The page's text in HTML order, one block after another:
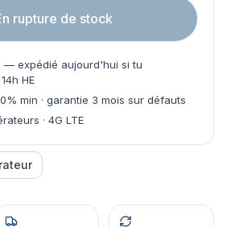
rupture de stock
— expédié aujourd'hui si tu
HE
min · garantie 3 mois sur défauts
· 4G LTE